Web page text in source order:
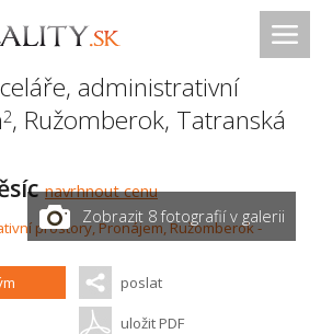
administrativní
2, Ružomberok, Tatranská
navrhnout cenu
Zobrazit 8 fotografií v galerii
poslat
uložit PDF